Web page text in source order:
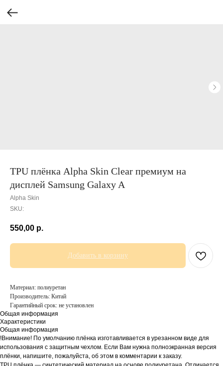
TPU плёнка Alpha Skin Clear премиум на
дисплей Samsung Galaxy A
Alpha Skin
SKU:
550,00 р.
Добавить в корзину
Материал: полиуретан
Производитель: Китай
Гарантийный срок: не установлен
Общая информация
Характеристики
Общая информация
!Внимание! По умолчанию плёнка изготавливается в урезанном виде для
использования с защитным чехлом. Если Вам нужна полноэкранная версия
плёнки, напишите, пожалуйста, об этом в комментарии к заказу.